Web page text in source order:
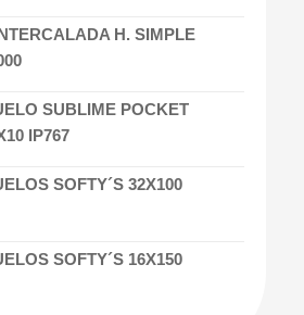
H. SIMPLE
SUBLIME POCKET
IP767
SOFTY´S 32X100
SOFTY´S 16X150